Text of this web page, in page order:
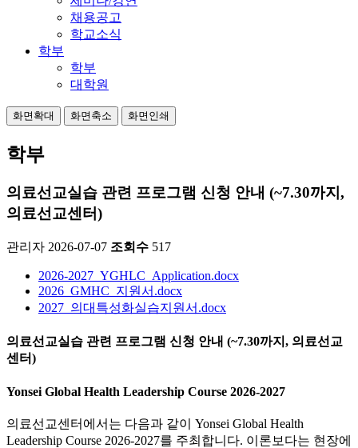
채용공고
학교소식
학부
학부
대학원
화면확대 화면축소 화면인쇄
학부
의료선교실습 관련 프로그램 신청 안내 (~7.30까지,
의료선교센터)
관리자 2026-07-07 조회수 517
2026-2027_YGHLC_Application.docx
2026_GMHC_지원서.docx
2027_의대특성화실습지원서.docx
의료선교실습 관련 프로그램 신청 안내 (~7.30까지, 의료선교
센터)
Yonsei Global Health Leadership Course 2026-2027
의료선교센터에서는 다음과 같이 Yonsei Global Health
Leadership Course 2026-2027를 주최합니다. 이론보다는 현장에